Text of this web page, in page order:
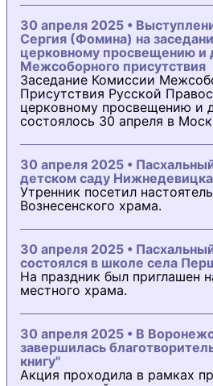
30 апреля 2025 •
Сергия (Фомина) на
церковному просвещению и
Межсоборного присутствия
Заседание Комиссии
Присутствия Русской
церковному просвещению и
состоялось 30 апреля в
30 апреля 2025 •
детском саду Нижнедевицка
Утренник посетил
Вознесенского храма.
30 апреля 2025 •
состоялся в школе села
На праздник был приглашен
местного храма.
30 апреля 2025 • В
завершилась
книгу"
Акция проходила в рамках